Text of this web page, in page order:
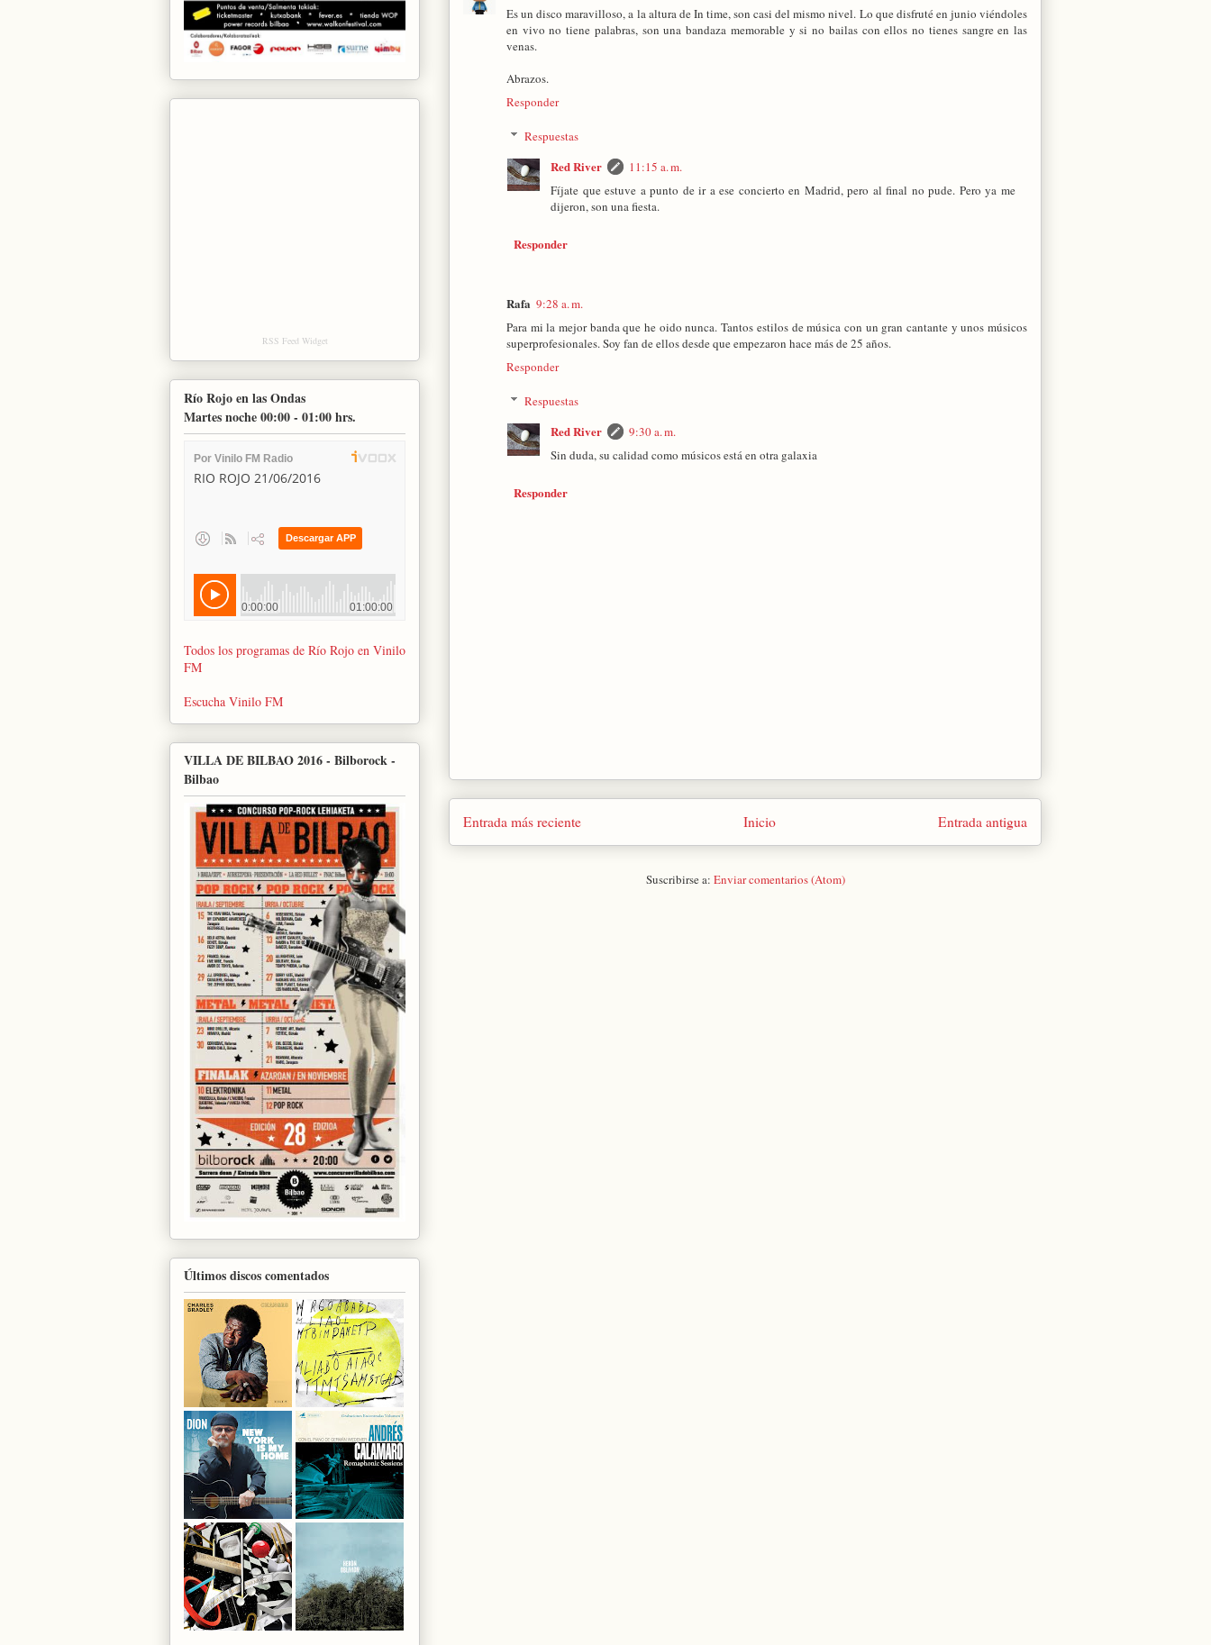
Es un disco maravilloso, a la altura de In time, son casi del mismo nivel. Lo que disfruté en junio viéndoles
en vivo no tiene palabras, son una bandaza memorable y si no bailas con ellos no tienes sangre en las
venas.
Abrazos.
Responder
Respuestas
Red River
11:15 a. m.
Fíjate que estuve a punto de ir a ese concierto en Madrid, pero al final no pude. Pero ya me
dijeron, son una fiesta.
Responder
Rafa 9:28 a. m.
Para mi la mejor banda que he oido nunca. Tantos estilos de música con un gran cantante y unos músicos
superprofesionales. Soy fan de ellos desde que empezaron hace más de 25 años.
Responder
Respuestas
Red River
9:30 a. m.
Sin duda, su calidad como músicos está en otra galaxia
Responder
Entrada más reciente Entrada antigua
Inicio
Suscribirse a: Enviar comentarios (Atom)
RSS Feed Widget
Río Rojo en las Ondas
Martes noche 00:00 - 01:00 hrs.
Todos los programas de Río Rojo en Vinilo
FM
Escucha Vinilo FM
VILLA DE BILBAO 2016 - Bilborock -
Bilbao
Últimos discos comentados